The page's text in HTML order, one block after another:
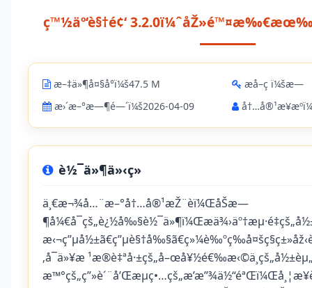
ç™½äº‘è§†é¢‘
æ–‡ä»¶å¤§å°ï¼š47.5 M
æå–ç ï¼šæ—
æ›´æ–°æ—¶é—´ï¼š2026-04-09
è½¯ä»¶ä»‹ç»
ä¸€æ¬¾å…¨æ–°å†…å®¹æŽ¨èï¼ŒåŠæ—
‚å¯ä»¥æ